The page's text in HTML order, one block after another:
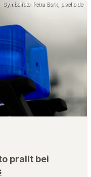
Symbolfoto: Petra Bork, pixelio.de
prallt bei